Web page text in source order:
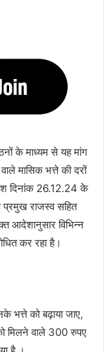
के माध्यम से यह मांग
मासिक भत्ते की दरों
आदेश दिनांक 26.12.24 के
प्रमुख राजस्व सहित
आदेशानुसार विभिन्न
कर रहा है।
को बढ़ाया जाए,
मिलने वाले 300 रुपए